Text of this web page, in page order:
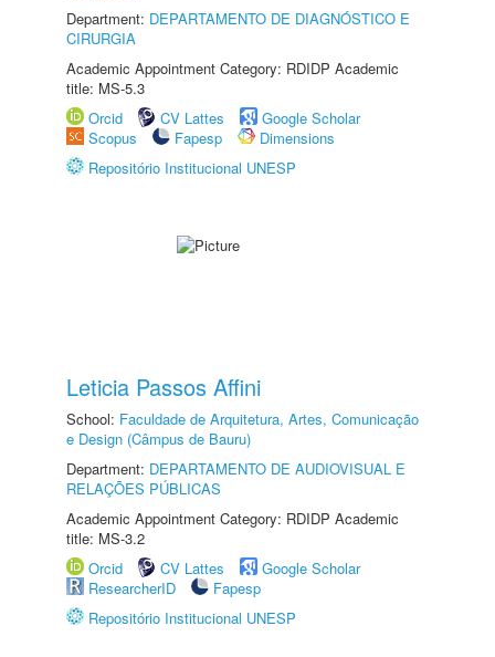
Department: DEPARTAMENTO DE DIAGNÓSTICO E
CIRURGIA
Academic Appointment Category: RDIDP Academic
title: MS-5.3
Orcid
CV Lattes
Google Scholar
Scopus
Fapesp
Dimensions
Repositório Institucional UNESP
Leticia Passos Affini
School: Faculdade de Arquitetura, Artes, Comunicação
e Design (Câmpus de Bauru)
Department: DEPARTAMENTO DE AUDIOVISUAL E
RELAÇÕES PÚBLICAS
Academic Appointment Category: RDIDP Academic
title: MS-3.2
Orcid
CV Lattes
Google Scholar
ResearcherID
Fapesp
Repositório Institucional UNESP